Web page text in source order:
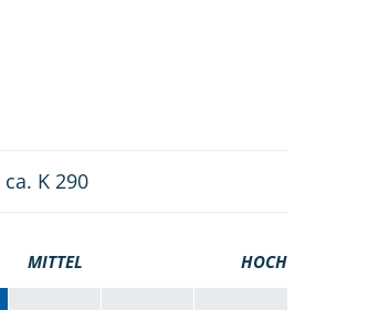
ca. K 290
MITTEL HOCH